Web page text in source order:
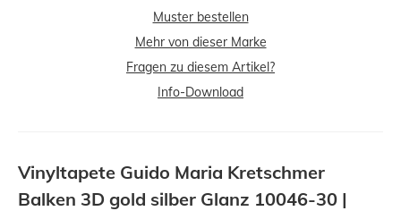
Muster bestellen
Mehr von dieser Marke
Fragen zu diesem Artikel?
Info-Download
Vinyltapete Guido Maria Kretschmer
Balken 3D gold silber Glanz 10046-30 |